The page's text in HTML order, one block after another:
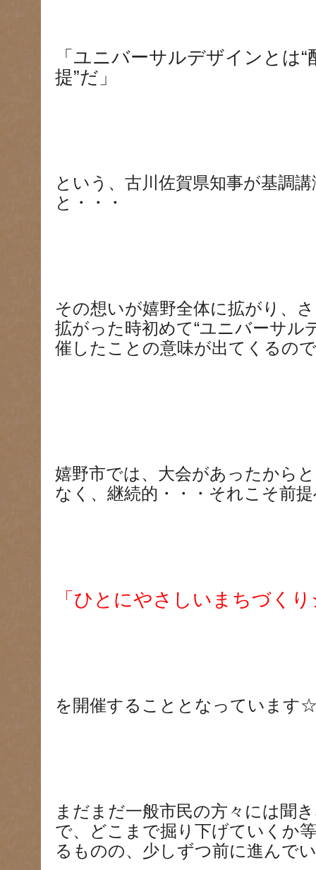
「ユニバーサルデザインとは“
提”だ」
という、古川佐賀県知事が基調
と・・・
その想いが嬉野全体に拡がり、
拡がった時初めて“ユニバーサル
催したことの意味が出てくるの
嬉野市では、大会があったから
なく、継続的・・・それこそ前
「ひとにやさしいまちづく
を開催することとなっています
まだまだ一般市民の方々には聞
で、どこまで掘り下げていくか
るものの、少しずつ前に進んで